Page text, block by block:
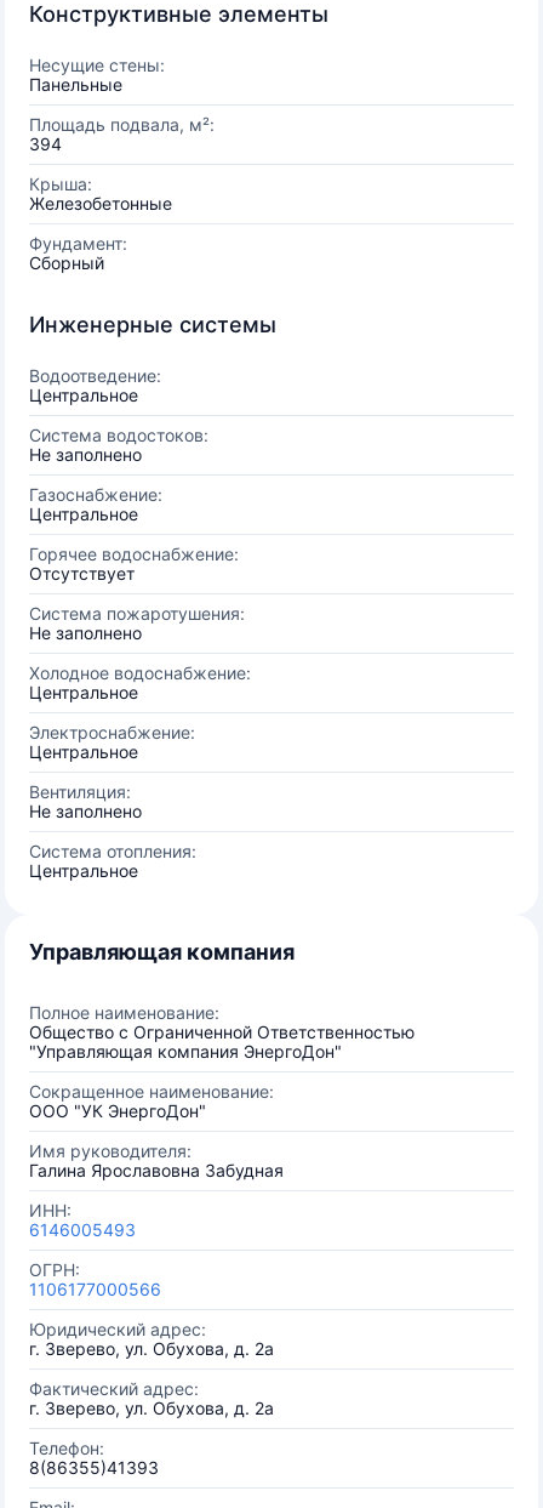
Конструктивные элементы
Несущие стены:
Панельные
Площадь подвала, м²:
394
Крыша:
Железобетонные
Фундамент:
Сборный
Инженерные системы
Водоотведение:
Центральное
Система водостоков:
Не заполнено
Газоснабжение:
Центральное
Горячее водоснабжение:
Отсутствует
Система пожаротушения:
Не заполнено
Холодное водоснабжение:
Центральное
Электроснабжение:
Центральное
Вентиляция:
Не заполнено
Система отопления:
Центральное
Управляющая компания
Полное наименование:
Общество с Ограниченной Ответственностью
"Управляющая компания ЭнергоДон"
Сокращенное наименование:
ООО "УК ЭнергоДон"
Имя руководителя:
Галина Ярославовна Забудная
ИНН:
6146005493
ОГРН:
1106177000566
Юридический адрес:
г. Зверево, ул. Обухова, д. 2а
Фактический адрес:
г. Зверево, ул. Обухова, д. 2а
Телефон:
8(86355)41393